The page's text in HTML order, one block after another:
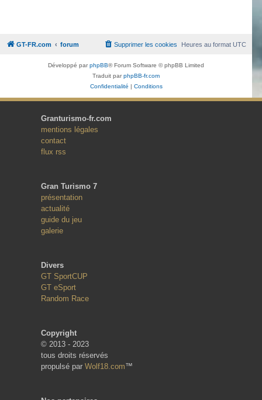
GT-FR.com forum Heures au formatUTC
Supprimer les cookies
Développé parphpBB® Forum Software © phpBB Limited
Traduit parphpBB-fr.com
Confidentialité | Conditions
Granturismo-fr.com
mentions légales
contact
flux rss
Gran Turismo 7
présentation
actualité
guide du jeu
galerie
Divers
GT SportCUP
GT eSport
Random Race
Copyright
© 2013 - 2023
tous droits réservés
propulsé par Wolf18.com™